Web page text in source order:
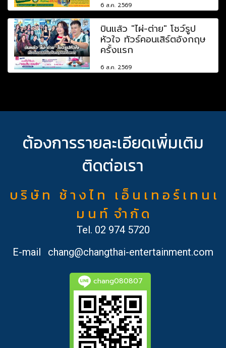
6 ส.ค. 2569
บินแล้ว "ไผ่-ต่าย" โชว์รูป
หัวใจ ทัวร์คอนเสิร์ตอังกฤษ
ครั้งแรก
6 ส.ค. 2569
ต้องการรายละเอียดเพิ่มเติม
ติดต่อเรา
บ ริ ษั ท ช้ า ง ไ ท เ อ็ น เ ท อ ร์ เ ท น เ
ม น ท์ จำ กั ด
Tel. 02 974 5720
E-mail
chang@changthai-entertainment.com
chang080807